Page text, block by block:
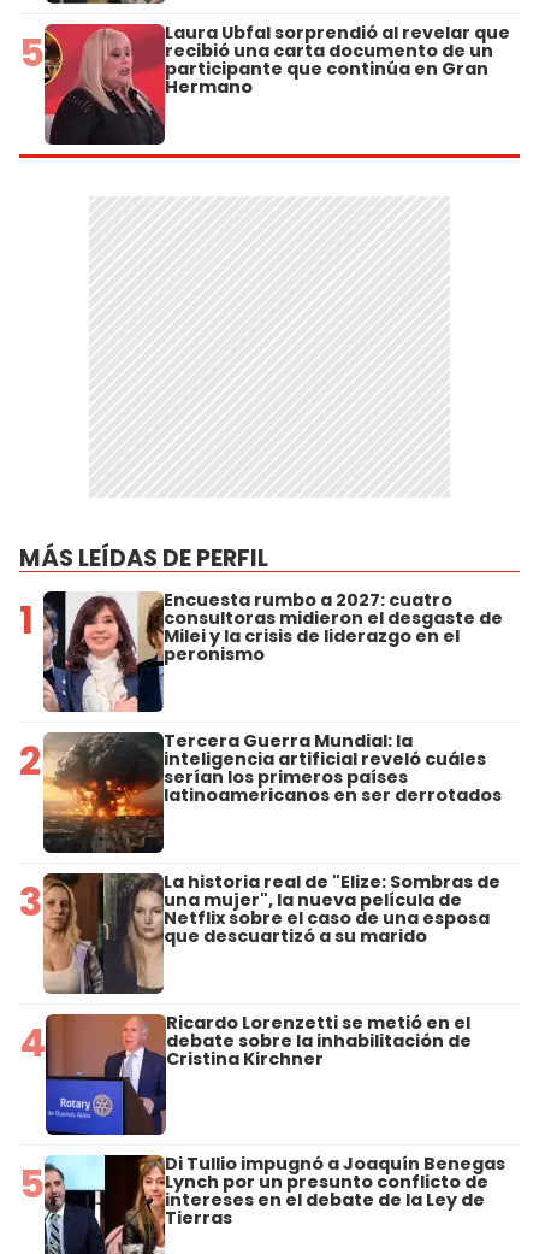
5 Laura Ubfal sorprendió al revelar que
recibió una carta documento de un
participante que continúa en Gran
Hermano
MÁS LEÍDAS DE PERFIL
1 Encuesta rumbo a 2027: cuatro
consultoras midieron el desgaste de
Milei y la crisis de liderazgo en el
peronismo
2 Tercera Guerra Mundial: la
inteligencia artificial reveló cuáles
serían los primeros países
latinoamericanos en ser derrotados
3 La historia real de "Elize: Sombras de
una mujer", la nueva película de
Netflix sobre el caso de una esposa
que descuartizó a su marido
4 Ricardo Lorenzetti se metió en el
debate sobre la inhabilitación de
Cristina Kirchner
5 Di Tullio impugnó a Joaquín Benegas
Lynch por un presunto conflicto de
intereses en el debate de la Ley de
Tierras